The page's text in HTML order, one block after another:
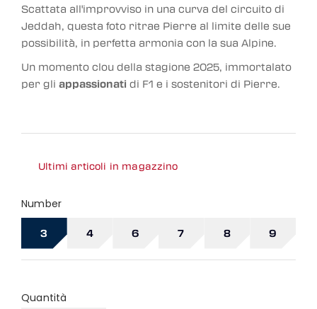
Scattata all'improvviso in una curva del circuito di
Jeddah, questa foto ritrae Pierre al limite delle sue
possibilità, in perfetta armonia con la sua Alpine.
Un momento clou della stagione 2025, immortalato
per gli appassionati di F1 e i sostenitori di Pierre.
Ultimi articoli in magazzino
Number
3 4 6 7 8 9
Quantità